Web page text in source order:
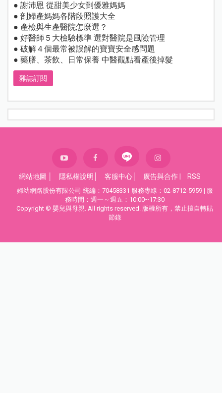
● 謝沛恩 從甜美少女到優雅媽媽
● 剖婦產媽媽各階段照護大全
● 產檢與生產醫院怎麼選？
● 好醫師５大檢驗標準 選對醫院是風險管理
● 破解４個最常被誤解的寶寶安全感問題
● 藥膳、茶飲、日常保養 中醫觀點看產後掉髮
雜誌訂閱
網站地圖 隱私權說明 客服中心 廣告與合作 RSS
婦幼網路股份有限公司 統編：70458331 服務專線：02-8712-5959 | 服
務時間：週一～週五：10:00~17:30
Copyright © 嬰兒與母親. All rights reserved. 版權所有，禁止擅自轉貼
節錄